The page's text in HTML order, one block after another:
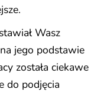
Wasz
jego podstawie
została ciekawe
do podjęcia